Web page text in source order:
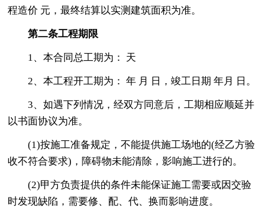
程造价 元，最终结算以实测建筑面积为准。
第二条工程期限
1、本合同总工期为： 天
2、本工程开工期为： 年 月 日，竣工日期 年月 日。
3、如遇下列情况，经双方同意后，工期相应顺延并
以书面协议为准。
(1)按施工准备规定，不能提供施工场地的(经乙方验
收不符合要求)，障碍物未能清除，影响施工进行的。
(2)甲方负责提供的条件未能保证施工需要或因交验
时发现缺陷，需要修、配、代、换而影响进度。